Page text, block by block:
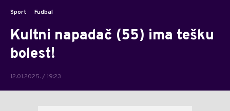
Sport Fudbal
Kultni napadač (55) ima tešku
bolest!
12.01.2025. / 19:23